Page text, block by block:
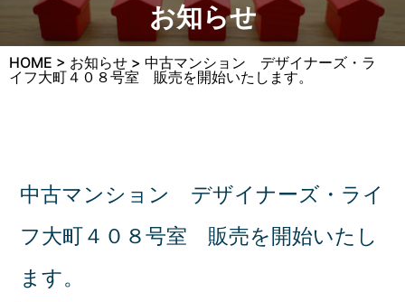
お知らせ
HOME > お知らせ > 中古マンション デザイナーズ・ラ
イフ大町４０８号室 販売を開始いたします。
中古マンション デザイナーズ・ライ
フ大町４０８号室 販売を開始いたし
ます。